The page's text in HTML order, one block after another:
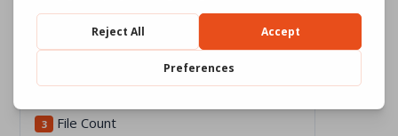
Download
669.11 KB File Size
3 File Count